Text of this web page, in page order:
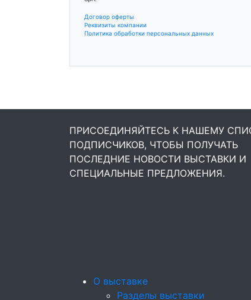
Договор оферты
Реквизиты компании
Политика обработки персональных данных
ПРИСОЕДИНЯЙТЕСЬ К НАШЕМУ
ПОДПИСЧИКОВ, ЧТОБЫ ПОЛУЧАТЬ
ПОСЛЕДНИЕ НОВОСТИ ВЫСТАВКИ И
СПЕЦИАЛЬНЫЕ ПРЕДЛОЖЕНИЯ.
О выставке
Разделы выставки